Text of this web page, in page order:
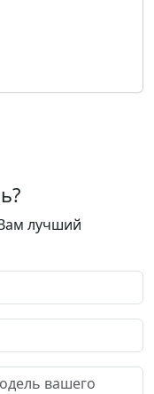
лучший